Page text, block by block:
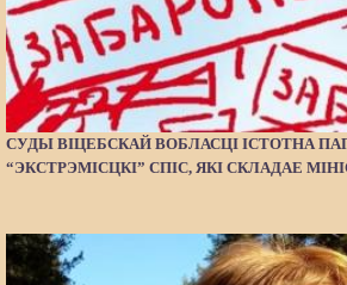
СУДЫ ВІЦЕБСКАЙ ВОБЛАСЦІ ІСТОТНА
“ЭКСТРЭМІСЦКІ” СПІС, ЯКІ СКЛАДАЕ